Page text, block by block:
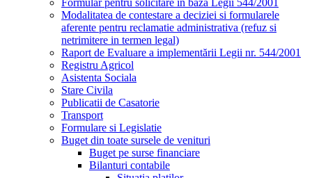
Formular pentru solicitare in baza Legii 544/2001
Modalitatea de contestare a deciziei si formularele
aferente pentru reclamatie administrativa (refuz si
netrimitere in termen legal)
Raport de Evaluare a implementării Legii nr. 544/2001
Registru Agricol
Asistenta Sociala
Stare Civila
Publicatii de Casatorie
Transport
Formulare si Legislatie
Buget din toate sursele de venituri
Buget pe surse financiare
Bilanturi contabile